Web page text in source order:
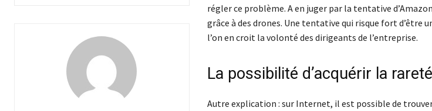
régler ce problème. A en juger par la tentative
grâce à des drones. Une tentative qui risque fort d’être
l’on en croit la volonté des dirigeants de l’entreprise.
La possibilité d’acquérir la rareté
Autre explication : sur Internet, il est possible de